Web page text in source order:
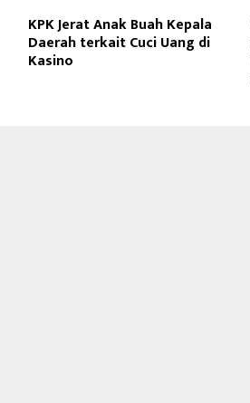
KPK Jerat Anak Buah Kepala
Daerah terkait Cuci Uang di
Kasino